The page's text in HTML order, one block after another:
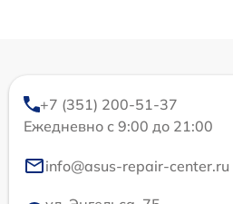
+7 (351) 200-51-37
Ежедневно с 9:00 до 21:00
info@asus-repair-center.ru